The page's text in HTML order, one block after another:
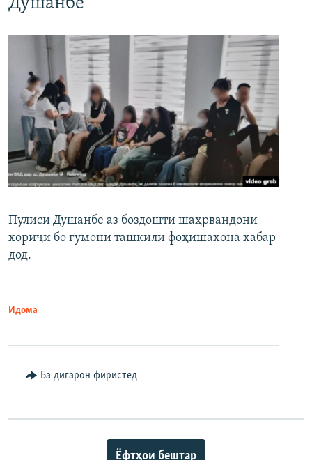
Пулиси Душанбе аз боздошти шаҳрвандони
хориҷӣ бо гумони ташкили фоҳишахона хабар
дод.
Идома
Ба дигарон фиристед
Ёфтҳои бештар